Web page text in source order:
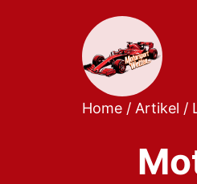
Home / Artikel /